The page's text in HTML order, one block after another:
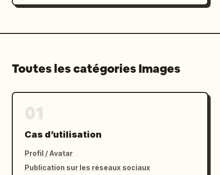
Toutes les catégories Images
Cas d’utilisation
Profil / Avatar
Publication sur les réseaux sociaux